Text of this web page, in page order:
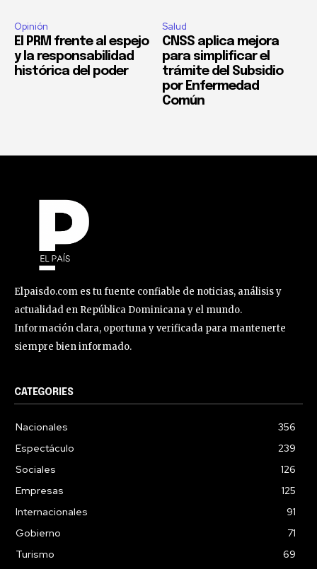
Opinión
El PRM frente al espejo
y la responsabilidad
histórica del poder
Salud
CNSS aplica mejora
para simplificar el
trámite del Subsidio
por Enfermedad
Común
Elpaisdo.com es tu fuente confiable de noticias, análisis y
actualidad en República Dominicana y el mundo.
Información clara, oportuna y verificada para mantenerte
siempre bien informado.
CATEGORIES
Nacionales
356
Espectáculo
239
Sociales
126
Empresas
125
Internacionales
91
Gobierno
71
Turismo
69